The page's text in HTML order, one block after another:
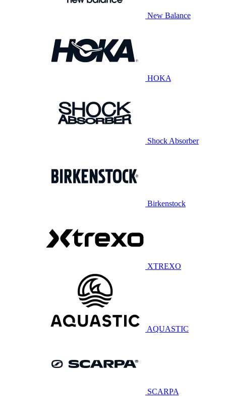
New Balance
HOKA
Shock Absorber
Birkenstock
XTREXO
AQUASTIC
SCARPA